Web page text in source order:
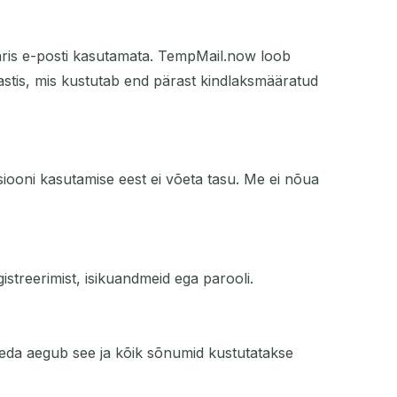
e-posti kasutamata. TempMail.now loob
mis kustutab end pärast kindlaksmääratud
kasutamise eest ei võeta tasu. Me ei nõua
isikuandmeid ega parooli.
aegub see ja kõik sõnumid kustutatakse